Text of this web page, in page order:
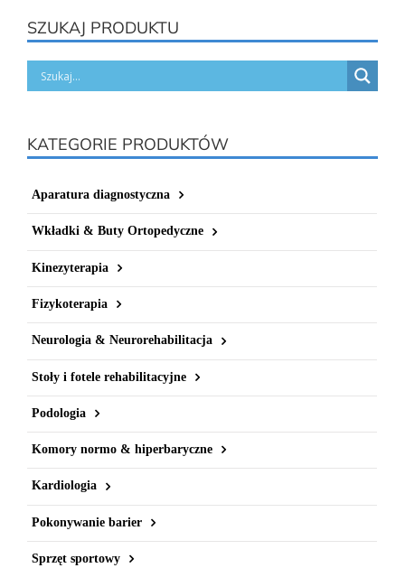
SZUKAJ PRODUKTU
KATEGORIE PRODUKTÓW
Aparatura diagnostyczna
Wkładki & Buty Ortopedyczne
Kinezyterapia
Fizykoterapia
Neurologia & Neurorehabilitacja
Stoły i fotele rehabilitacyjne
Podologia
Komory normo & hiperbaryczne
Kardiologia
Pokonywanie barier
Sprzęt sportowy